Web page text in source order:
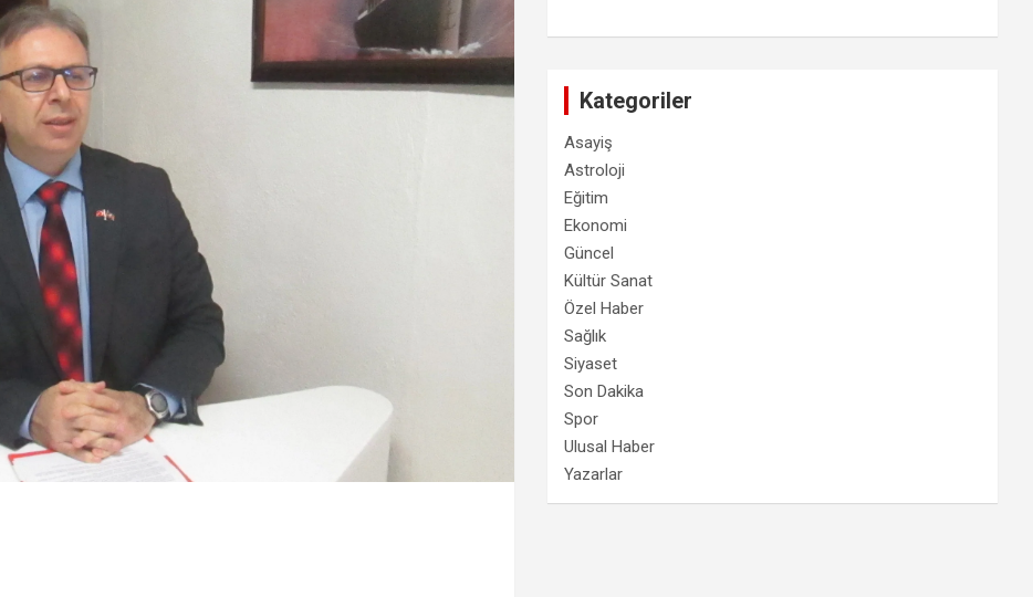
Kategoriler
Asayiş
Astroloji
Eğitim
Ekonomi
Güncel
Kültür Sanat
Özel Haber
Sağlık
Siyaset
Son Dakika
Spor
Ulusal Haber
Yazarlar